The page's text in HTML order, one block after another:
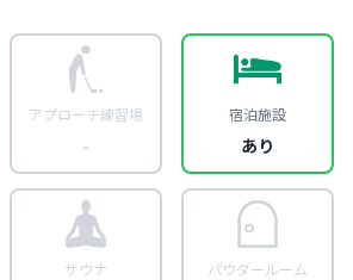
アプローチ練習場
-
宿泊施設
あり
サウナ パウダールーム